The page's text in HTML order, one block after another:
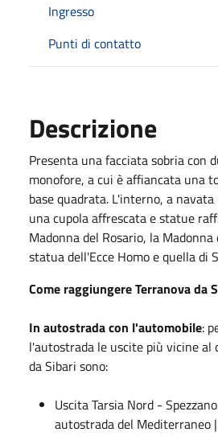
Ingresso
Punti di contatto
Descrizione
Presenta una facciata sobria con
monofore, a cui è affiancata una
base quadrata. L'interno, a
una cupola affrescata e statue
Madonna del Rosario, la Madonna
statua dell'Ecce Homo e quella di
Come raggiungere Terranova da
In autostrada con l'automobile:
l'autostrada le uscite più vicine al
da Sibari sono:
Uscita Tarsia Nord -
autostrada del Mediterraneo